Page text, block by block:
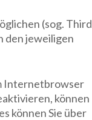
(sog. Third
den jeweiligen
Internetbrowser
können
können Sie über